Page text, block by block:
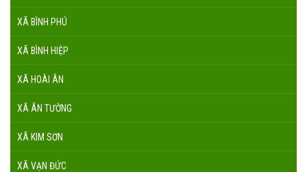
XÃ BÌNH PHÚ
XÃ BÌNH HIỆP
XÃ HOÀI ÂN
XÃ ÂN TƯỜNG
XÃ KIM SƠN
XÃ VẠN ĐỨC